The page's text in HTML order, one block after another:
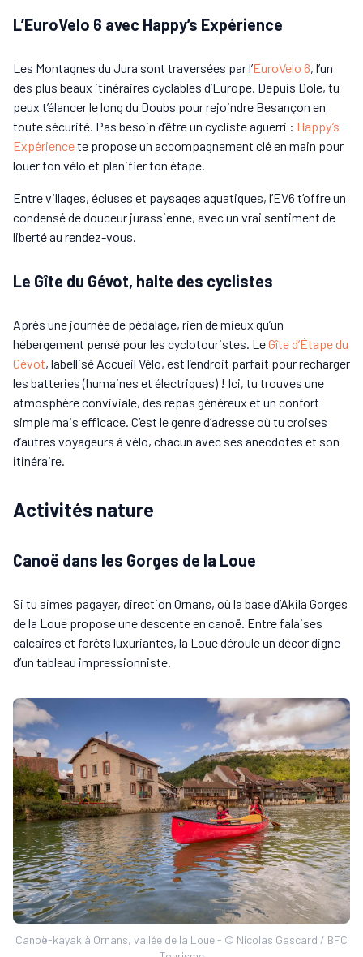
L’EuroVelo 6 avec Happy’s Expérience
Les Montagnes du Jura sont traversées par l’EuroVelo 6, l’un
des plus beaux itinéraires cyclables d’Europe. Depuis Dole, tu
peux t’élancer le long du Doubs pour rejoindre Besançon en
toute sécurité. Pas besoin d’être un cycliste aguerri : Happy’s
Expériencete propose un accompagnement clé en main pour
louer ton vélo et planifier ton étape.
Entre villages, écluses et paysages aquatiques, l’EV6 t’offre un
condensé de douceur jurassienne, avec un vrai sentiment de
liberté au rendez-vous.
Le Gîte du Gévot, halte des cyclistes
Après une journée de pédalage, rien de mieux qu’un
hébergement pensé pour les cyclotouristes. LeGîte d’Étape du
Gévot, labellisé Accueil Vélo, est l’endroit parfait pour recharger
les batteries (humaines et électriques) ! Ici, tu trouves une
atmosphère conviviale, des repas généreux et un confort
simple mais efficace. C’est le genre d’adresse où tu croises
d’autres voyageurs à vélo, chacun avec ses anecdotes et son
itinéraire.
Activités nature
Canoë dans les Gorges de la Loue
Si tu aimes pagayer, direction Ornans, où la base d’Akila Gorges
de la Loue propose une descente en canoë. Entre falaises
calcaires et forêts luxuriantes, la Loue déroule un décor digne
d’un tableau impressionniste.
Canoë-kayak à Ornans, vallée de la Loue - © Nicolas Gascard / BFC